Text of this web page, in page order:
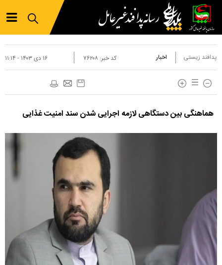
پدافند زیستی اخبار ۱۶ دی ۱۴۰۳ - ۱۱:۱۴ کد خبر: ۷۶۲۰۸
هماهنگی بین دستگاهی لازمه اجرایی شدن سند امنیت غذایی